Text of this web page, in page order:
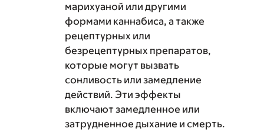
марихуаной или другими
формами каннабиса, а также
рецептурных или
безрецептурных препаратов,
которые могут вызвать
сонливость или замедление
действий. Эти эффекты
включают замедленное или
затрудненное дыхание и смерть.